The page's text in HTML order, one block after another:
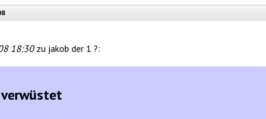
18:30zu jakob der 1 ?:
verwüstet